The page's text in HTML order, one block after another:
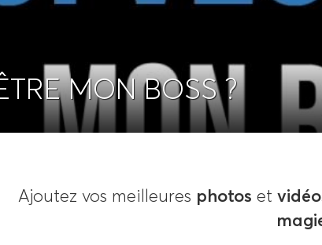
MON BOSS ?
Ajoutez vos meilleures photos et